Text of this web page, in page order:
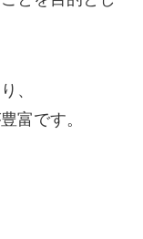
、
富です。